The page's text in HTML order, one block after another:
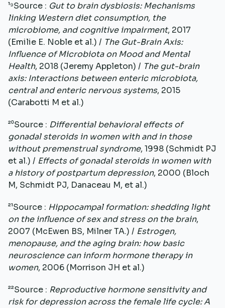
¹⁹Source : Gut to brain dysbiosis: Mechanisms
linking Western diet consumption, the
microbiome, and cognitive impairment, 2017
(Emilie E. Noble et al.) / The Gut-Brain Axis:
Influence of Microbiota on Mood and Mental
Health, 2018 (Jeremy Appleton) / The gut-brain
axis: Interactions between enteric microbiota,
central and enteric nervous systems, 2015
(Carabotti M et al.)
²⁰Source : Differential behavioral effects of
gonadal steroids in women with and in those
without premenstrual syndrome, 1998 (Schmidt PJ
et al.) / Effects of gonadal steroids in women with
a history of postpartum depression, 2000 (Bloch
M, Schmidt PJ, Danaceau M, et al.)
²¹Source : Hippocampal formation: shedding light
on the influence of sex and stress on the brain,
2007 (McEwen BS, Milner TA.) / Estrogen,
menopause, and the aging brain: how basic
neuroscience can inform hormone therapy in
women, 2006 (Morrison JH et al.)
²²Source : Reproductive hormone sensitivity and
risk for depression across the female life cycle: A